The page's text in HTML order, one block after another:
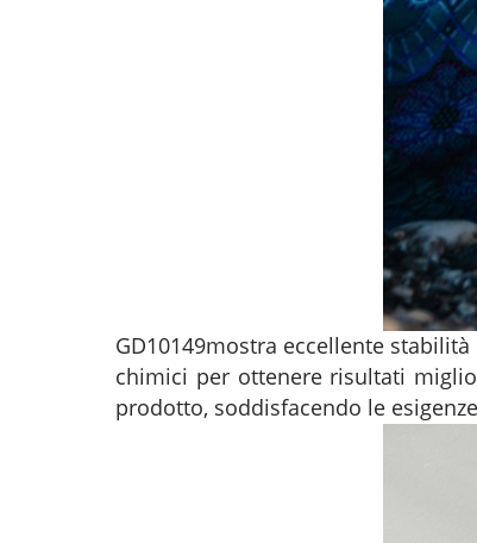
GD10149mostra eccellente
chimici per ottenere risultati
prodotto, soddisfacendo le